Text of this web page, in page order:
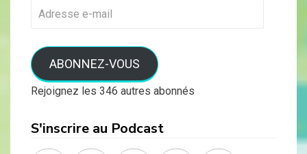
Adresse
ABONNEZ-VOUS
Rejoignez les 346 autres abonnés
S'inscrire au Podcast